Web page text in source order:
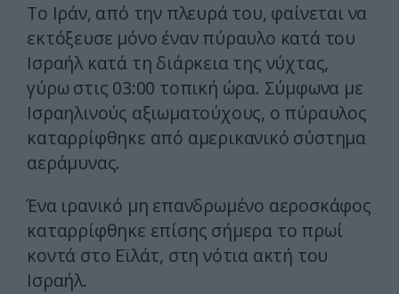
Το Ιράν, από την πλευρά του, φαίνεται να
εκτόξευσε μόνο έναν πύραυλο κατά του
Ισραήλ κατά τη διάρκεια της νύχτας,
γύρω στις 03:00 τοπική ώρα. Σύμφωνα με
Ισραηλινούς αξιωματούχους, ο πύραυλος
καταρρίφθηκε από αμερικανικό σύστημα
αεράμυνας.
Ένα ιρανικό μη επανδρωμένο αεροσκάφος
καταρρίφθηκε επίσης σήμερα το πρωί
κοντά στο Εϊλάτ, στη νότια ακτή του
Ισραήλ.